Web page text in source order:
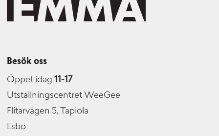
Besök oss
Öppet idag 11-17
Utställningscentret WeeGee
Flitarvägen 5, Tapiola
Esbo